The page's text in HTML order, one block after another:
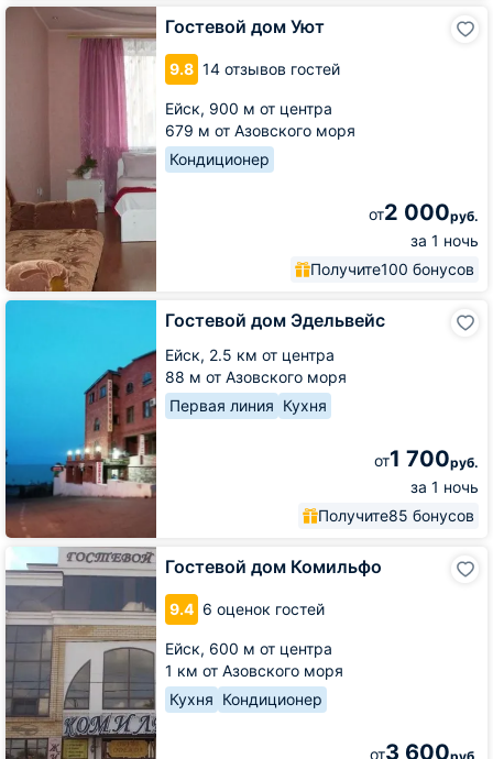
Гостевой дом Уют
9.8 14 отзывов гостей
Ейск, 900 м от центра
679 м от Азовского моря
Кондиционер
от2 000руб.
за 1 ночь
Получите100 бонусов
Гостевой
Гостевой дом Эдельвейс
Ейск, 2.5 км от центра
88 м от Азовского моря
Первая линия Кухня
от1 700руб.
за 1 ночь
Получите85 бонусов
Гостевой
Гостевой дом Комильфо
9.4 6 оценок гостей
Ейск, 600 м от центра
1 км от Азовского моря
Кухня Кондиционер
от3 600
Гостевой
дом